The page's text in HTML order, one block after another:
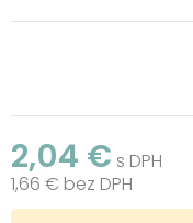
2,04 € s DPH
1,66 € bez DPH